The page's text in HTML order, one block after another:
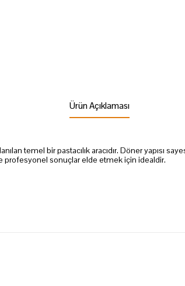
Ürün Açıklaması
temel bir pastacılık aracıdır. Döner yapısı
profesyonel sonuçlar elde etmek için idealdir.